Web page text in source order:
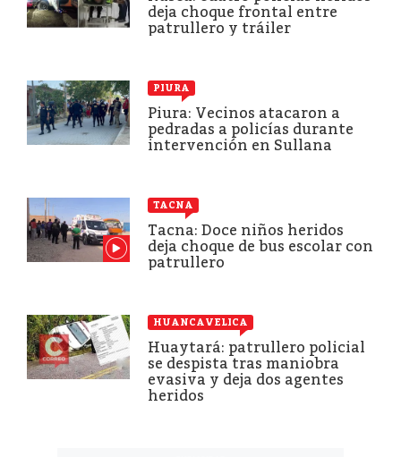
deja choque frontal entre
patrullero y tráiler
PIURA
Piura: Vecinos atacaron a
pedradas a policías durante
intervención en Sullana
TACNA
Tacna: Doce niños heridos
deja choque de bus escolar con
patrullero
HUANCAVELICA
Huaytará: patrullero policial
se despista tras maniobra
evasiva y deja dos agentes
heridos